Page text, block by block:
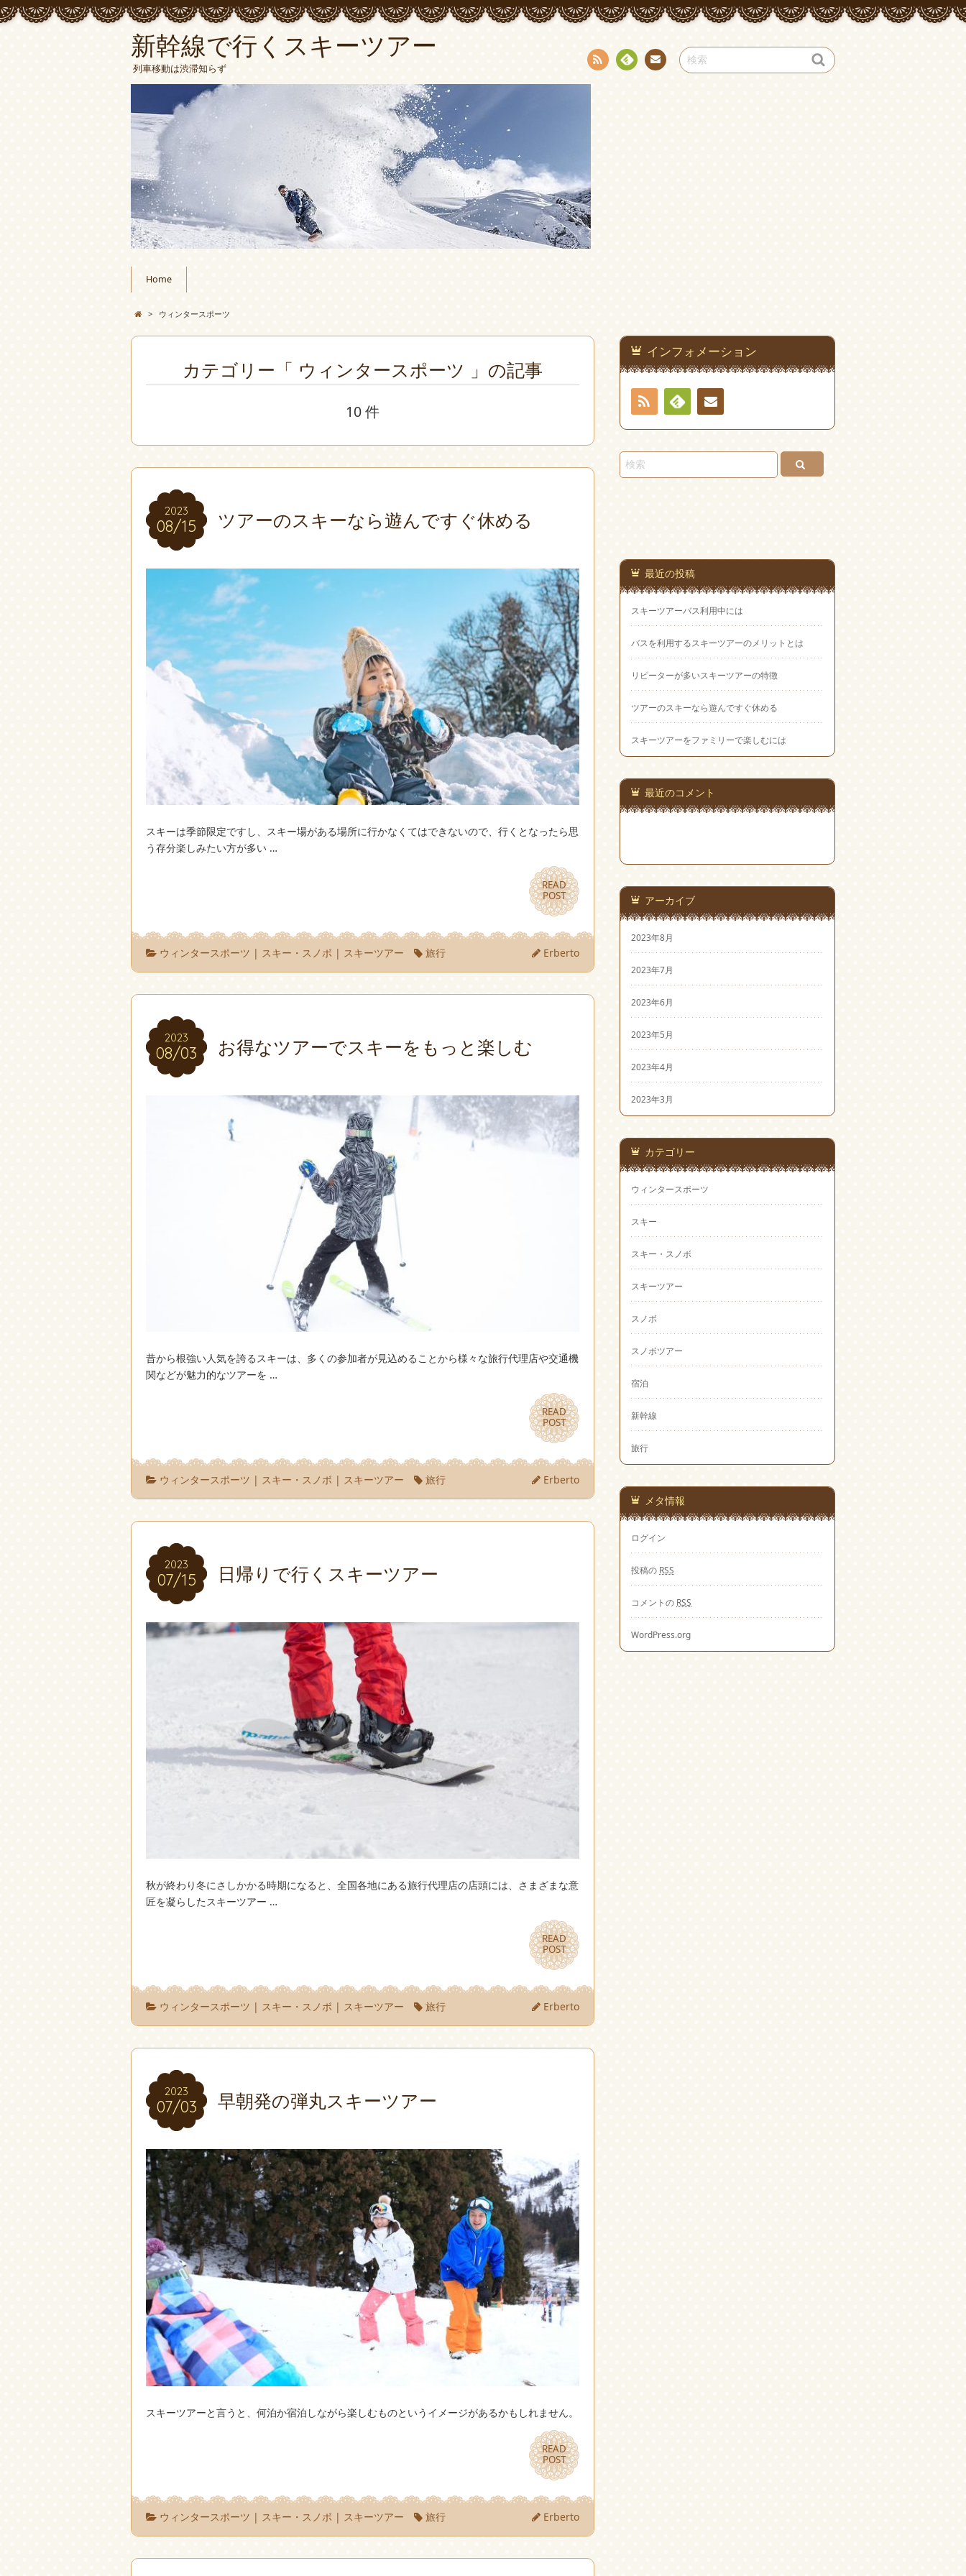
新幹線で行くスキーツアー
列車移動は渋滞知らず
RSS
Home
> ウィンタースポーツ
カテゴリー「 ウィンタースポーツ 」の記事
10 件
2023
08/15
2023
08/15 ツアーのスキーなら遊んですぐ休める
スキーは季節限定ですし、スキー場がある場所に行かなくてはできないので、行くとなったら思
う存分楽しみたい方が多い …
READ
POST
READ
POST
ウィンタースポーツ | スキー・スノボ | スキーツアー 旅行 Erberto
2023
08/03
2023
08/03 お得なツアーでスキーをもっと楽しむ
昔から根強い人気を誇るスキーは、多くの参加者が見込めることから様々な旅行代理店や交通機
関などが魅力的なツアーを …
READ
POST
READ
POST
ウィンタースポーツ | スキー・スノボ | スキーツアー 旅行 Erberto
2023
07/15
2023
07/15 日帰りで行くスキーツアー
秋が終わり冬にさしかかる時期になると、全国各地にある旅行代理店の店頭には、さまざまな意
匠を凝らしたスキーツアー …
READ
POST
READ
POST
ウィンタースポーツ | スキー・スノボ | スキーツアー 旅行 Erberto
2023
07/03
2023
07/03 早朝発の弾丸スキーツアー
スキーツアーと言うと、何泊か宿泊しながら楽しむものというイメージがあるかもしれません。
READ
POST
READ
POST
ウィンタースポーツ | スキー・スノボ | スキーツアー 旅行 Erberto
インフォメーション
RSS
Feedlyお問
い合
わせ
最近の投稿
スキーツアーバス利用中には
バスを利用するスキーツアーのメリットとは
リピーターが多いスキーツアーの特徴
ツアーのスキーなら遊んですぐ休める
スキーツアーをファミリーで楽しむには
最近のコメント
アーカイブ
2023年8月
2023年7月
2023年6月
2023年5月
2023年4月
2023年3月
カテゴリー
ウィンタースポーツ
スキー
スキー・スノボ
スキーツアー
スノボ
スノボツアー
宿泊
新幹線
旅行
メタ情報
ログイン
投稿の RSS
コメントの RSS
WordPress.org